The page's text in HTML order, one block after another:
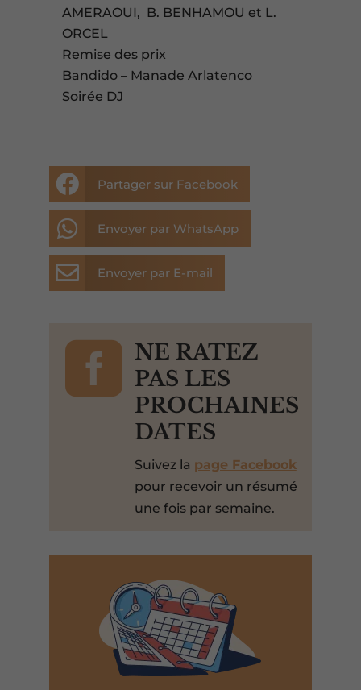
AMERAOUI, B. BENHAMOU et L.
ORCEL
Remise des prix
Bandido – Manade Arlatenco
Soirée DJ
 Partager sur Facebook
 Envoyer par WhatsApp
 Envoyer par E-mail

NE RATEZ
PAS LES
PROCHAINES
DATES
Suivez la page Facebook
pour recevoir un résumé
une fois par semaine.